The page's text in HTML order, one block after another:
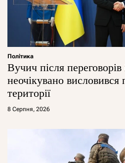
Політика
Вучич після
неочікувано висловився
території
8 Серпня, 2026